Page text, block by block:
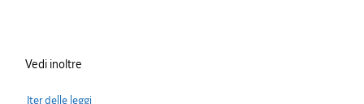
Vedi inoltre
Iter delle leggi